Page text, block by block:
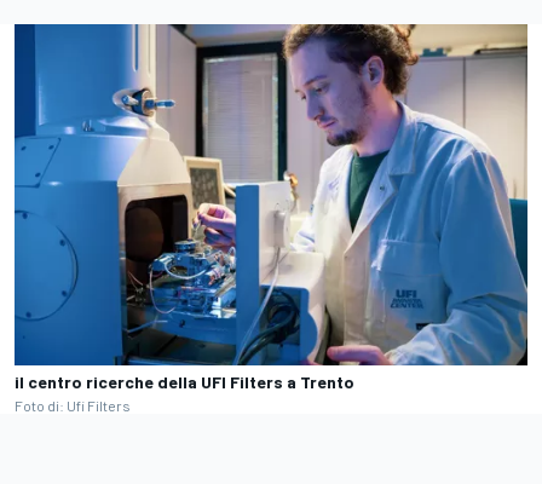
il centro ricerche della UFI Filters a Trento
Foto di: Ufi Filters